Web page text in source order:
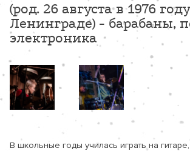
(род. 26 августав1976
Ленинграде) - барабаны,
электроника
В школьные годы училась играть на